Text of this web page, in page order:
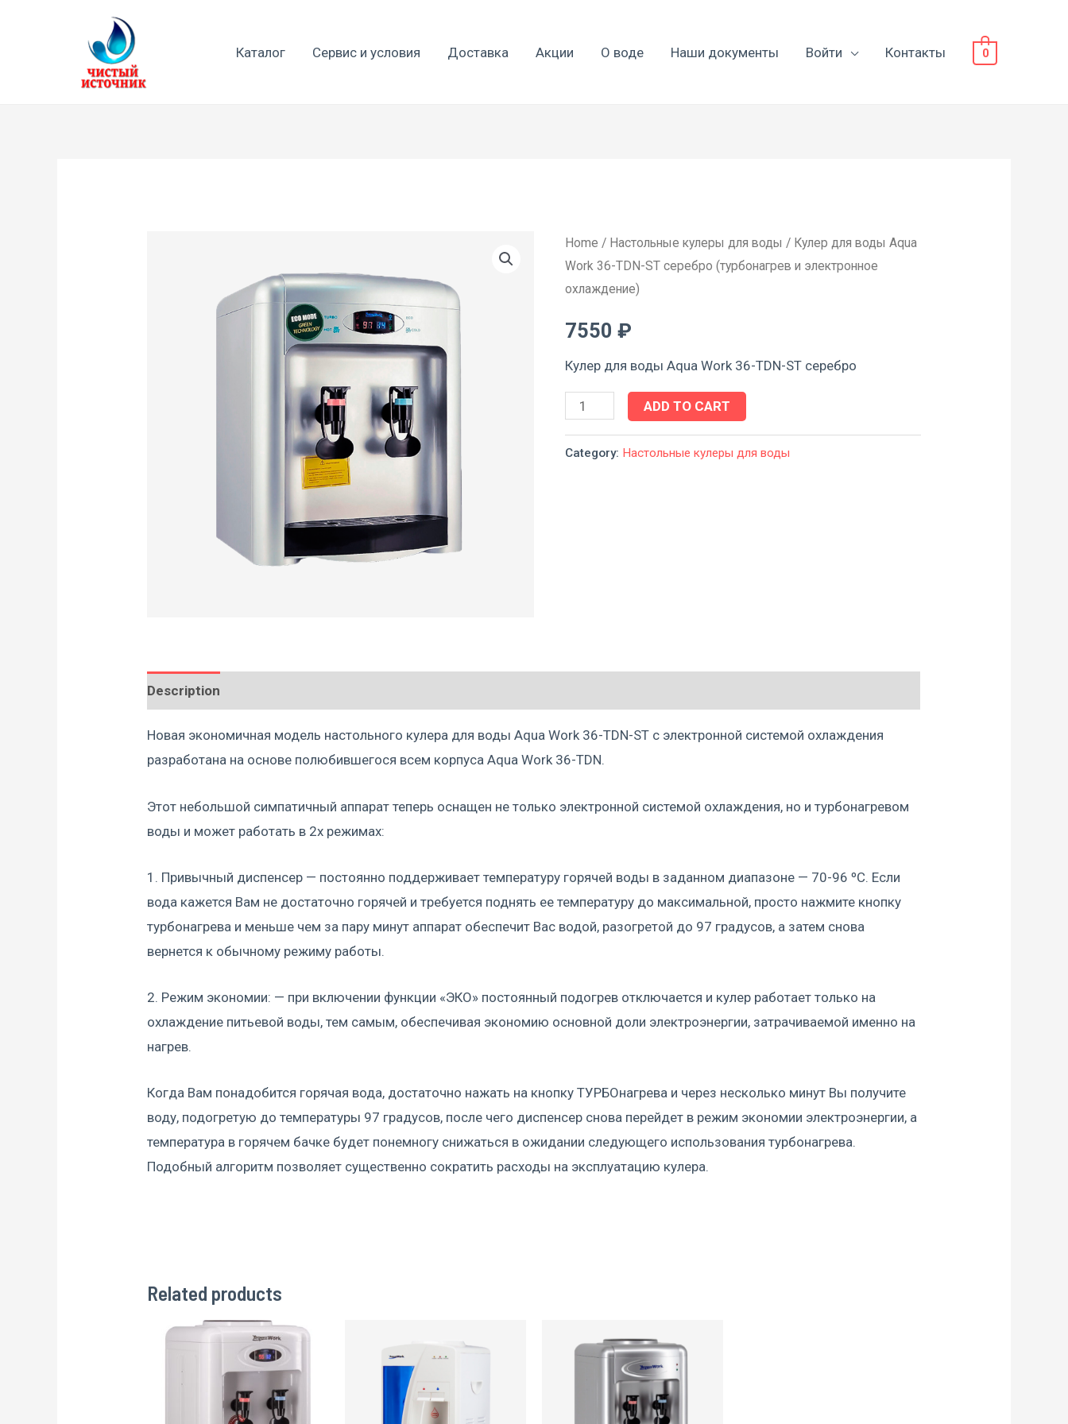
Каталог Сервис и условия Доставка Акции О воде Наши документы Войти Контакты 0
Home / Настольные кулеры для воды / Кулер для воды Aqua
Work 36-TDN-ST серебро (турбонагрев и электронное
охлаждение)
7550 ₽
Кулер для воды Aqua Work 36-TDN-ST серебро
Кулер
для
воды
Work
36-
TDN-
серебро
(турбонагрев
ADD TO CART
Category: Настольные кулеры для воды
Description
Новая экономичная модель настольного кулера для воды Aqua Work 36-TDN-ST с электронной системой охлаждения
разработана на основе полюбившегося всем корпуса Aqua Work 36-TDN.
Этот небольшой симпатичный аппарат теперь оснащен не только электронной системой охлаждения, но и турбонагревом
воды и может работать в 2х режимах:
1. Привычный диспенсер — постоянно поддерживает температуру горячей воды в заданном диапазоне — 70-96 ºС. Если
вода кажется Вам не достаточно горячей и требуется поднять ее температуру до максимальной, просто нажмите кнопку
турбонагрева и меньше чем за пару минут аппарат обеспечит Вас водой, разогретой до 97 градусов, а затем снова
вернется к обычному режиму работы.
2. Режим экономии: — при включении функции «ЭКО» постоянный подогрев отключается и кулер работает только на
охлаждение питьевой воды, тем самым, обеспечивая экономию основной доли электроэнергии, затрачиваемой именно на
нагрев.
Когда Вам понадобится горячая вода, достаточно нажать на кнопку ТУРБОнагрева и через несколько минут Вы получите
воду, подогретую до температуры 97 градусов, после чего диспенсер снова перейдет в режим экономии электроэнергии, а
температура в горячем бачке будет понемногу снижаться в ожидании следующего использования турбонагрева.
Подобный алгоритм позволяет существенно сократить расходы на эксплуатацию кулера.
Related products